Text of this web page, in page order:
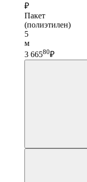
₽
Пакет
(полиэтилен)
5
м
3 66580₽